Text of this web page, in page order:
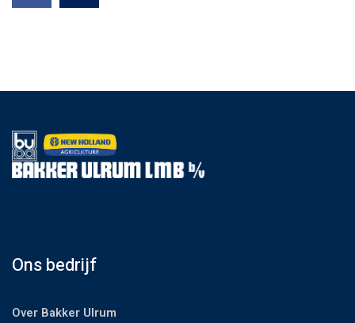
Ons bedrijf
Over Bakker Ulrum